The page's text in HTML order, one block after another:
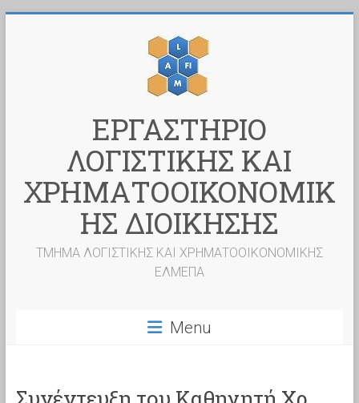
ΕΡΓΑΣΤΗΡΙΟ
ΛΟΓΙΣΤΙΚΗΣ ΚΑΙ
ΧΡΗΜΑΤΟΟΙΚΟΝΟΜΙΚ
ΗΣ ΔΙΟΙΚΗΣΗΣ
ΤΜΗΜΑ ΛΟΓΙΣΤΙΚΗΣ ΚΑΙ ΧΡΗΜΑΤΟΟΙΚΟΝΟΜΙΚΗΣ
ΕΛΜΕΠΑ
Menu